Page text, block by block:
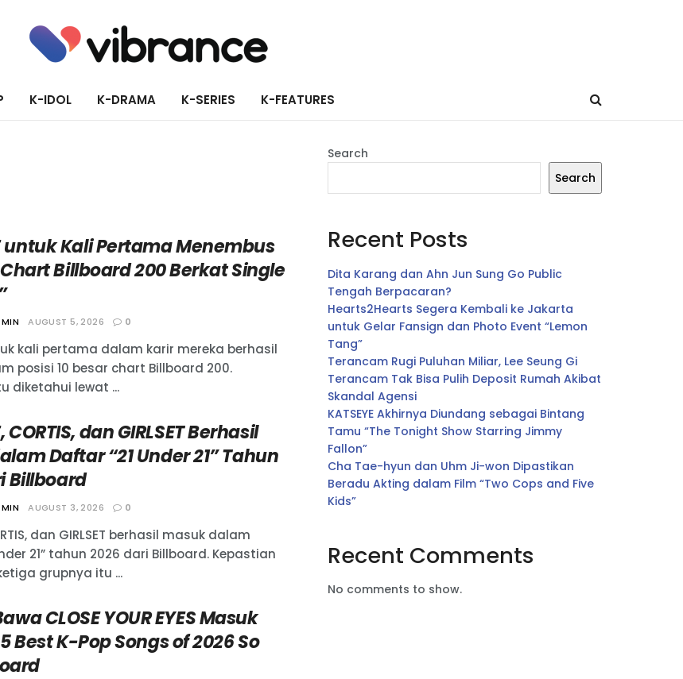
K-IDOL K-DRAMA K-SERIES K-FEATURES
untuk Kali Pertama Menembus
Chart Billboard 200 Berkat Single
AUGUST 5, 2026 0
kali pertama dalam karir mereka berhasil
posisi 10 besar chart Billboard 200.
diketahui lewat ...
CORTIS, dan GIRLSET Berhasil
Daftar “21 Under 21” Tahun
Billboard
AUGUST 3, 2026 0
dan GIRLSET berhasil masuk dalam
21” tahun 2026 dari Billboard. Kepastian
grupnya itu ...
CLOSE YOUR EYES Masuk
Best K-Pop Songs of 2026 So
Search
Search
Recent Posts
Dita Karang dan Ahn Jun Sung Go Public
Tengah Berpacaran?
Hearts2Hearts Segera Kembali ke Jakarta
untuk Gelar Fansign dan Photo Event “Lemon
Tang”
Terancam Rugi Puluhan Miliar, Lee Seung Gi
Terancam Tak Bisa Pulih Deposit Rumah Akibat
Skandal Agensi
KATSEYE Akhirnya Diundang sebagai Bintang
Tamu “The Tonight Show Starring Jimmy
Fallon”
Cha Tae-hyun dan Uhm Ji-won Dipastikan
Beradu Akting dalam Film “Two Cops and Five
Kids”
Recent Comments
No comments to show.